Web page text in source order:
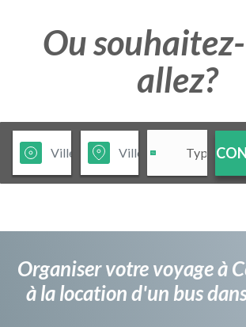
Ou
allez?
Organiser votre voyage à
à la location d'un bus